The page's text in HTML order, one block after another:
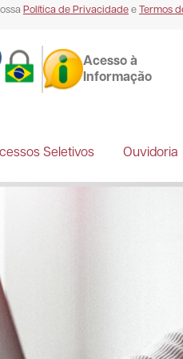
Política de PrivacidadeeTermos
Acesso à
Informação
Seletivos Ouvidoria